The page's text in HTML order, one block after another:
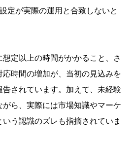
定が実際の運用と合致しないと
定以上の時間がかかること、さ
応時間の増加が、当初の見込みを
されています。加えて、未経験
ら、実際には市場知識やマーケ
う認識のズレも指摘されていま